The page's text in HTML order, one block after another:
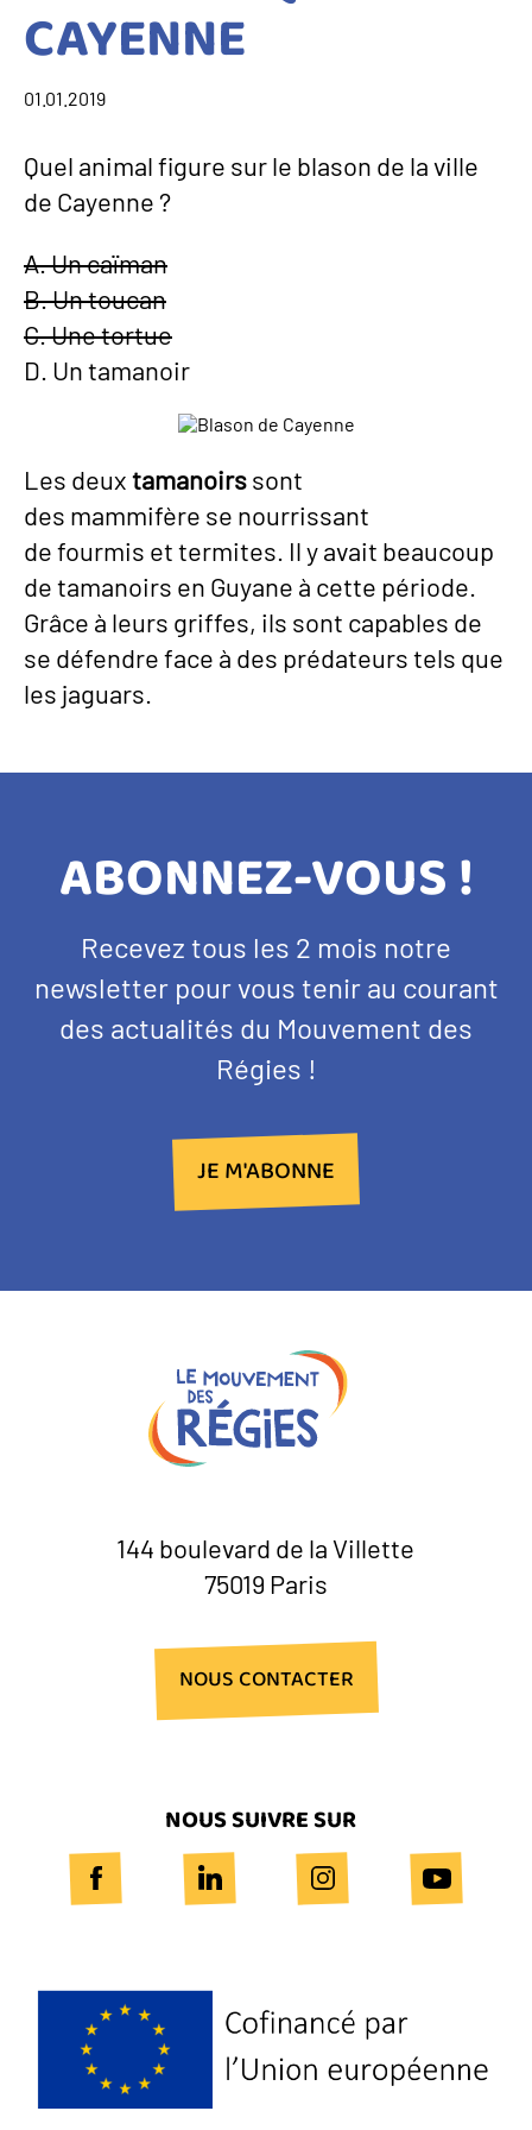
CAYENNE
01.01.2019
Quel animal figure sur le blason de la ville
de Cayenne ?
A. Un caïman
B. Un toucan
C. Une tortue
D. Un tamanoir
Les deuxtamanoirssont
des mammifère se nourrissant
de fourmis et termites. Il y avait beaucoup
de tamanoirs en Guyane à cette période.
Grâce à leurs griffes, ils sont capables de
se défendre face à des prédateurs tels que
les jaguars.
TITRE
BANDEAU
NEWSLETTER
ABONNEZ-VOUS !
Texte
d'introduction
Recevez tous les 2 mois notre
newsletter pour vous tenir au courant
des actualités du Mouvement des
Régies !
JE M'ABONNE
NOUS CONTACTER
144 boulevard de la Villette
75019 Paris
NOUS SUIVRE SUR
Logo
Europe